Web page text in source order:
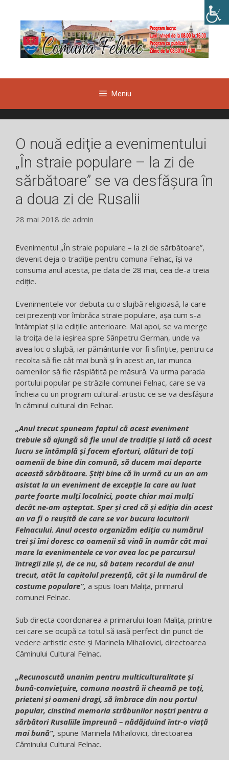
conținut
Meniu
O nouă ediţie a evenimentului
„În straie populare – la zi de
sărbătoare” se va desfăşura în
a doua zi de Rusalii
28 mai 2018 de admin
Evenimentul „În straie populare – la zi de sărbătoare”,
devenit deja o tradiție pentru comuna Felnac, îşi va
consuma anul acesta, pe data de 28 mai, cea de-a treia
ediţie.
Evenimentele vor debuta cu o slujbă religioasă, la care
cei prezenţi vor îmbrăca straie populare, așa cum s-a
întâmplat și la edițiile anterioare. Mai apoi, se va merge
la troița de la ieșirea spre Sânpetru German, unde va
avea loc o slujbă, iar pământurile vor fi sfinţite, pentru ca
recolta să fie cât mai bună și în acest an, iar munca
oamenilor să fie răsplătită pe măsură. Va urma parada
portului popular pe străzile comunei Felnac, care se va
încheia cu un program cultural-artistic ce se va desfăşura
în căminul cultural din Felnac.
„Anul trecut spuneam faptul că acest eveniment
trebuie să ajungă să fie unul de tradiţie și iată că acest
lucru se întâmplă și facem eforturi, alături de toți
oamenii de bine din comună, să ducem mai departe
această sărbătoare. Ştiţi bine că în urmă cu un an am
asistat la un eveniment de excepţie la care au luat
parte foarte mulţi localnici, poate chiar mai mulți
decât ne-am așteptat. Sper şi cred că şi ediţia din acest
an va fi o reuşită de care se vor bucura locuitorii
Felnacului. Anul acesta organizăm ediţia cu numărul
trei şi îmi doresc ca oamenii să vină în număr cât mai
mare la evenimentele ce vor avea loc pe parcursul
întregii zile și, de ce nu, să batem recordul de anul
trecut, atât la capitolul prezență, cât și la numărul de
costume populare”, a spus Ioan Maliţa, primarul
comunei Felnac.
Sub directa coordonarea a primarului Ioan Malița, printre
cei care se ocupă ca totul să iasă perfect din punct de
vedere artistic este și Marinela Mihailovici, directoarea
Căminului Cultural Felnac.
„Recunoscută unanim pentru multiculturalitate şi
bună-convieţuire, comuna noastră îi cheamă pe toţi,
prieteni și oameni dragi, să îmbrace din nou portul
popular, cinstind memoria străbunilor noștri pentru a
sărbători Rusaliile împreună – nădăjduind într-o viaţă
mai bună”, spune Marinela Mihailovici, directoarea
Căminului Cultural Felnac.